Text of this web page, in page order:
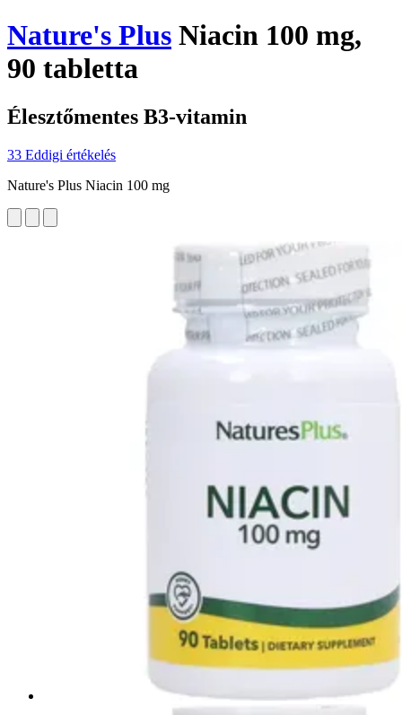
Nature's Plus Niacin 100 mg,
90 tabletta
Élesztőmentes B3-vitamin
33 Eddigi értékelés
Nature's Plus Niacin 100 mg